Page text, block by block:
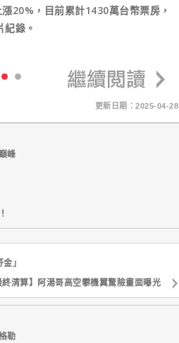
20%，目前累計1430萬台幣票房，
錄。
更新日期：2025-04-28
峰
」
清算】阿湯哥高空攀機翼驚險畫面曝光
勒